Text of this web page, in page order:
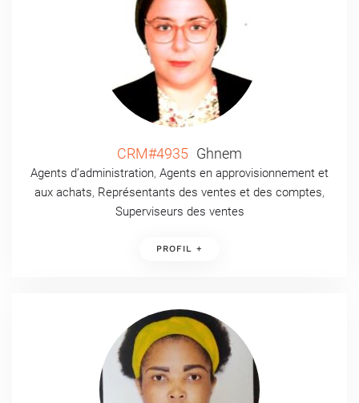
CRM#4935 Ghnem
Agents d’administration, Agents en approvisionnement et
aux achats, Représentants des ventes et des comptes,
Superviseurs des ventes
PROFIL +